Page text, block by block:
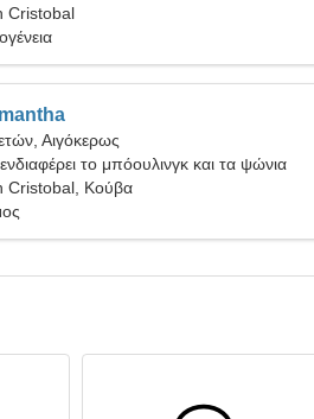
γυναίκα
Cristobal
Αιγόκερως
το μπόουλινγκ και τα ψώνια
Cristobal, Κούβα